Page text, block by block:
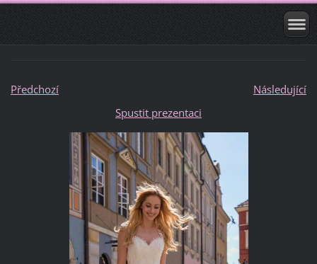
Předchozí
Následující
Spustit prezentaci